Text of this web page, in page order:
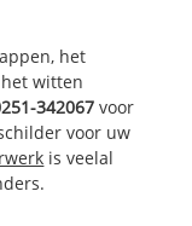
het
witten
342067 voor
voor uw
is veelal